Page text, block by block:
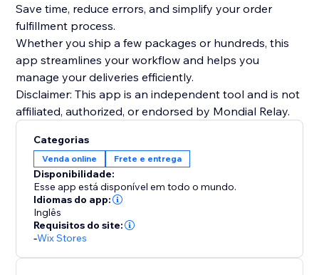
Save time, reduce errors, and simplify your order
fulfillment process.
Whether you ship a few packages or hundreds, this
app streamlines your workflow and helps you
manage your deliveries efficiently.
Disclaimer: This app is an independent tool and is not
affiliated, authorized, or endorsed by Mondial Relay.
Categorias
Venda online Frete e entrega
Disponibilidade:
Esse app está disponível em todo o mundo.
Idiomas do app:
Inglês
Requisitos do site:
-Wix Stores